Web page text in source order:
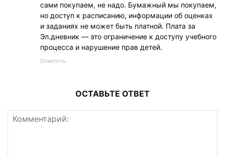
сами покупаем, не надо. Бумажный мы покупаем,
но доступ к расписанию, информации об оценках
и заданиях не может быть платной. Плата за
Эл.дневник — это ограничение к доступу учебного
процесса и нарушение прав детей.
Ответить
ОСТАВЬТЕ ОТВЕТ